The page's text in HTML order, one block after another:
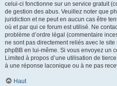
celui-ci fonctionne sur un service gratuit
de gestion des abus. Veuillez noter que
juridiction et ne peut en aucun cas être
où et par qui ce forum est utilisé. Ne
problème d’ordre légal (commentaire
ne sont pas directement reliés avec le
phpBB en lui-même. Si vous envoyez un
Limited à propos d’une utilisation de
à une réponse laconique ou à ne pas
Haut